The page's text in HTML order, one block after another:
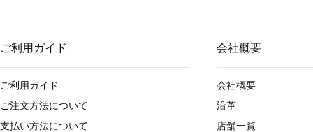
ご利用ガイド
ご利用ガイド
ご注文方法について
支払い方法について
会社概要
会社概要
沿革
店舗一覧